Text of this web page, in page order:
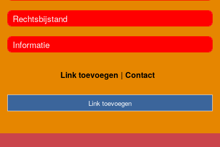
Rechtsbijstand
Informatie
Link toevoegen Contact
Link toevoegen